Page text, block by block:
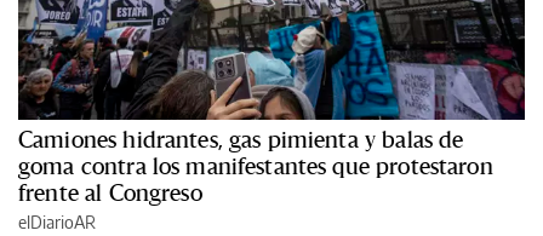
Camiones hidrantes, gas pimienta y balas de
goma contra los manifestantes que protestaron
frente al Congreso
elDiarioAR